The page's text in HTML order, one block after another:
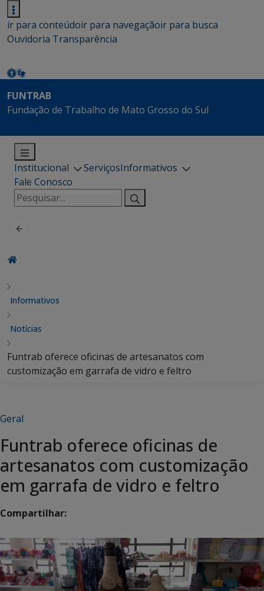
ir para conteúdoir para navegaçãoir para busca
Ouvidoria Transparência
FUNTRAB
Fundação de Trabalho de Mato Grosso do Sul
Institucional ServiçosInformativos
Fale Conosco
Pesquisar
por:
Informativos
Notícias
Funtrab oferece oficinas de artesanatos com
customização em garrafa de vidro e feltro
Geral
Funtrab oferece oficinas de
artesanatos com customização
em garrafa de vidro e feltro
Compartilhar: